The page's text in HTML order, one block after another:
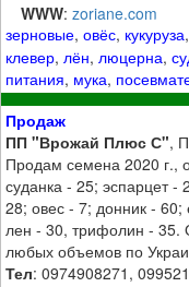
WWW:zoriane.com
зерновые,овёс, кукуруза,
клевер, лён, люцерна,
питания, мука,
Продаж
ПП "Врожай Плюс С",
Продам семена 2020 г.,
суданка - 25; эспарцет -
28; овес - 7; донник -
лен - 30, трифолин - 35.
любых объемов по
Тел: 0974908271,